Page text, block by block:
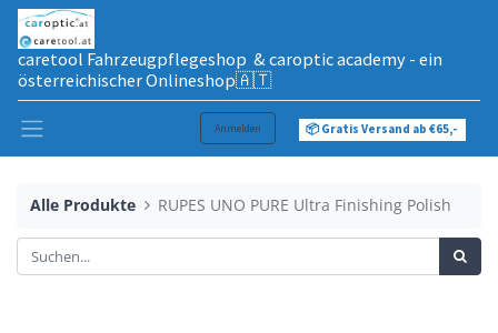
caretool Fahrzeugpflegeshop & caroptic academy - ein
österreichischer Onlineshop🇦🇹
Anmelden 📦 Gratis Versand ab €65,-
Alle Produkte RUPES UNO PURE Ultra Finishing Polish